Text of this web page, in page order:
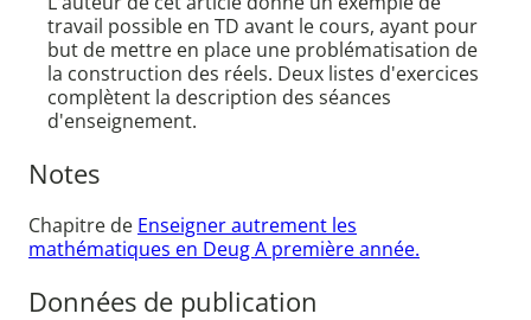
travail possible en TD avant le cours, ayant pour
but de mettre en place une problématisation de
la construction des réels. Deux listes d'exercices
complètent la description des séances
d'enseignement.
Notes
Chapitre de Enseigner autrement les
mathématiques en Deug A première année.
Données de publication